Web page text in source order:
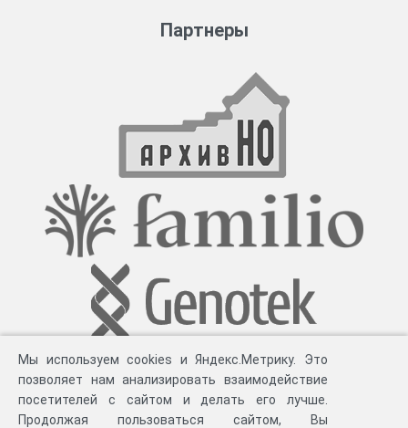
Партнеры
Мы используем cookies и Яндекс.Метрику. Это
позволяет нам анализировать взаимодействие
посетителей с сайтом и делать его лучше.
Продолжая пользоваться сайтом, Вы